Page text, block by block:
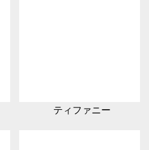
ティファニー